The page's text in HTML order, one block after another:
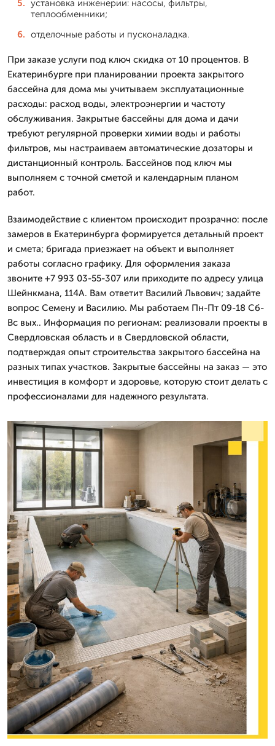
установка инженерии: насосы, фильтры,
теплообменники;
отделочные работы и пусконаладка.
При заказе услуги под ключ скидка от 10 процентов. В
Екатеринбурге при планировании проекта закрытого
бассейна для дома мы учитываем эксплуатационные
расходы: расход воды, электроэнергии и частоту
обслуживания. Закрытые бассейны для дома и дачи
требуют регулярной проверки химии воды и работы
фильтров, мы настраиваем автоматические дозаторы и
дистанционный контроль. Бассейнов под ключ мы
выполняем с точной сметой и календарным планом
работ.
Взаимодействие с клиентом происходит прозрачно: после
замеров в Екатеринбурга формируется детальный проект
и смета; бригада приезжает на объект и выполняет
работы согласно графику. Для оформления заказа
звоните +7 993 03-55-307 или приходите по адресу улица
Шейнкмана, 114А. Вам ответит Василий Львович; задайте
вопрос Семену и Василию. Мы работаем Пн-Пт 09-18 Сб-
Вс вых.. Информация по регионам: реализовали проекты в
Свердловская область и в Свердловской области,
подтверждая опыт строительства закрытого бассейна на
разных типах участков. Закрытые бассейны на заказ — это
инвестиция в комфорт и здоровье, которую стоит делать с
профессионалами для надежного результата.